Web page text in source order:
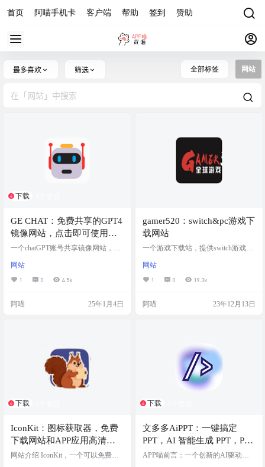
首页 阿喵手机卡 客户端 帮助 签到 赞助
最多喜欢 筛选 全部标签 网站
下载
GE CHAT：免费共享的GPT4
镜像网站，点击即可使用免
费的chatGPT共享账号进行对
一个chatGPT账号共享镜像网站，网
代表4o-mini账号，4o-mini账号每三
小时可以使用10次4o模型。 阿喵我
繁忙，请选择其他账号或稍后再
网站
1 0 4.5k
阿喵 25年1月4日
gamer520：switch&pc游戏下
载网站
一个游戏下载站，提供switch游戏，
载。提供了多个网盘下载。。有广
告。小站没有充值.也没有售卖会员
享 网站截图 网站链接 https://www.ga
网站
1 0 19.3k
阿喵 23年12月13日
下载
IconKit：图标获取器，免费
下载网站和APP应用高清图
标
网站介绍 IconKit，一个可以免费获
下载
文多多AiPPT：一键搞定
PPT，AI 智能生成 PPT，PPT
解析为 JSON，JSON 反渲染
APP喵前言：一个创新的AI驱动平